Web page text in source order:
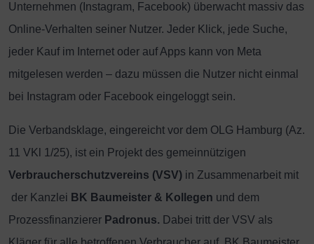
Unternehmen (Instagram, Facebook) überwacht massiv das
Online-Verhalten seiner Nutzer. Jeder Klick, jede Suche,
jeder Kauf im Internet oder auf Apps kann von Meta
mitgelesen werden – dazu müssen die Nutzer nicht einmal
bei Instagram oder Facebook eingeloggt sein.
Die Verbandsklage, eingereicht vor dem OLG Hamburg (Az.
11 VKl 1/25), ist ein Projekt des gemeinnützigen
Verbraucherschutzvereins (VSV) in Zusammenarbeit mit
der Kanzlei BK Baumeister & Kollegen und dem
Prozessfinanzierer Padronus. Dabei tritt der VSV als